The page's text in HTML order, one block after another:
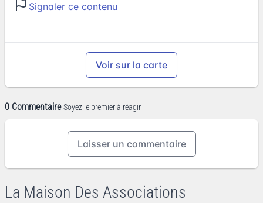
Signaler ce contenu
Voir sur la carte
0 Commentaire Soyez le premier à réagir
Laisser un commentaire
La Maison Des Associations